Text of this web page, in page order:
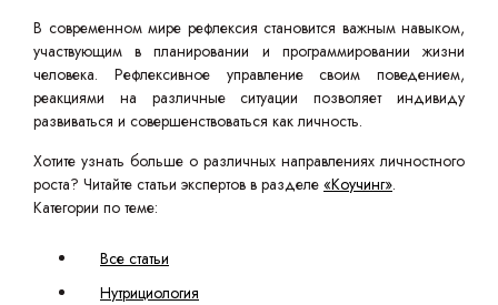
В современном мире рефлексия становится важным навыком,
участвующим в планировании и программировании жизни
человека. Рефлексивное управление своим поведением,
реакциями на различные ситуации позволяет индивиду
развиваться и совершенствоваться как личность.
Хотите узнать больше о различных направлениях личностного
роста? Читайте статьи экспертов в разделе «Коучинг».
Категории по теме:
Все статьи
Нутрициология